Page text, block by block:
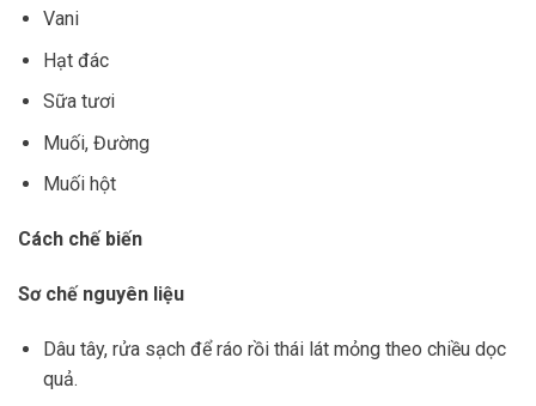
Vani
Hạt đác
Sữa tươi
Muối, Đường
Muối hột
Cách chế biến
Sơ chế nguyên liệu
Dâu tây, rửa sạch để ráo rồi thái lát mỏng theo chiều dọc
quả.